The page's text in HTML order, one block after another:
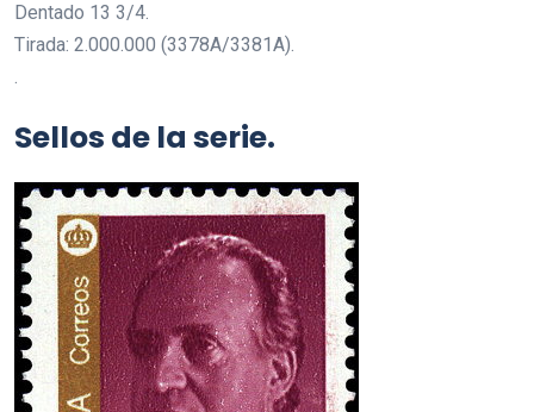
Dentado 13 3/4.
Tirada: 2.000.000 (3378A/3381A).
.
Sellos de la serie.